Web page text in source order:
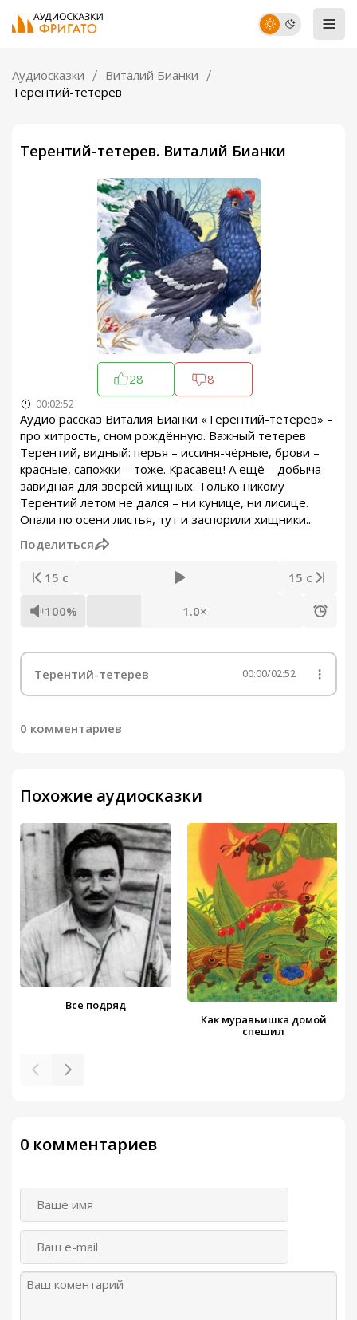
Аудиосказки
Виталий Бианки
Терентий-тетерев
Терентий-тетерев. Виталий Бианки
28 8
00:02:52
Аудио рассказ Виталия Бианки «Терентий-тетерев» –
про хитрость, сном рождённую. Важный тетерев
Терентий, видный: перья – иссиня-чёрные, брови –
красные, сапожки – тоже. Красавец! А ещё – добыча
завидная для зверей хищных. Только никому
Терентий летом не дался – ни кунице, ни лисице.
Опали по осени листья, тут и заспорили хищники...
Поделиться
15 с 15 с
100% 1.0×
Терентий-тетерев 00:00/02:52
0 комментариев
Похожие аудиосказки
Все подряд
Как муравьишка домой
спешил
0 комментариев